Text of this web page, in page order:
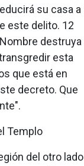
su casa a
este delito. 12
destruya
esta
que está en
decreto. Que
Templo
del otro lado